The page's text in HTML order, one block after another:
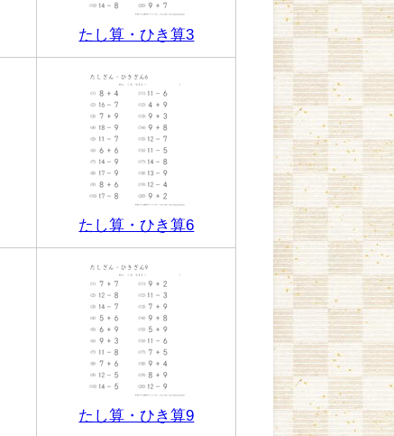
たし算・ひき算3
たし算・ひき算6
たし算・ひき算9